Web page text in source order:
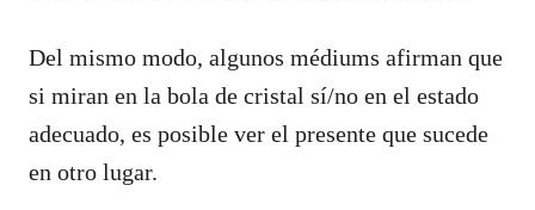
Del mismo modo, algunos médiums afirman que
si miran en la bola de cristal sí/no en el estado
adecuado, es posible ver el presente que sucede
en otro lugar.